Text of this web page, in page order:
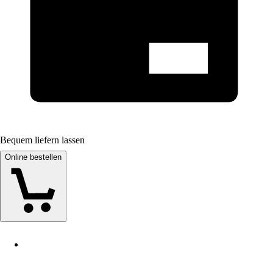
Bequem liefern lassen
Online bestellen